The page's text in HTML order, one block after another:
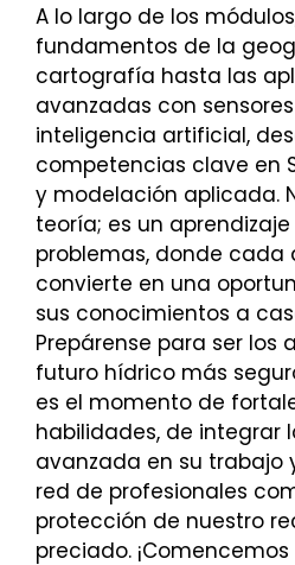
A lo largo de los
fundamentos de la
cartografía hasta las
avanzadas con
inteligencia artificial,
competencias clave en
y modelación aplicada.
teoría; es un
problemas, donde cada
convierte en una
sus conocimientos a
Prepárense para ser los
futuro hídrico más
es el momento de
habilidades, de integrar
avanzada en su trabajo
red de profesionales
protección de nuestro
preciado.